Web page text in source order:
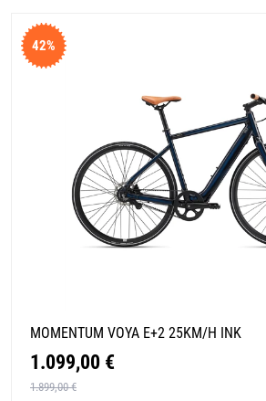
42%
MOMENTUM VOYA E+2 25KM/H INK
1.099,00 €
1.899,00 €